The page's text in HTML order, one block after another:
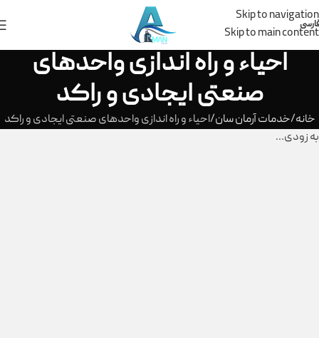
Skip to navigation
Skip to main content
احیاء و راه اندازی واحدهای
صنعتی ایجادی و راکد
خانه خدمات آرمان سان احیاء و راه اندازی واحدهای صنعتی ایجادی و راکد
به زودی…